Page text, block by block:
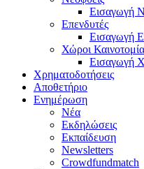
Εισαγωγή
Επενδυτές
Εισαγωγή
Χώροι
Εισαγωγή
Χρηματοδοτήσεις
Αποθετήριο
Ενημέρωση
Νέα
Εκδηλώσεις
Εκπαίδευση
Newsletters
Crowdfundmatch